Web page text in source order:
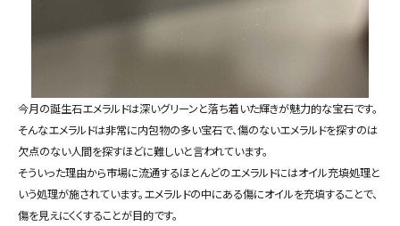
今月の誕生石エメラルドは深いグリーンと落ち着いた輝きが魅力的な宝石です。
そんなエメラルドは非常に内包物の多い宝石で、傷のないエメラルドを探すのは
欠点のない人間を探すほどに難しいと言われています。
そういった理由から市場に流通するほとんどのエメラルドにはオイル充填処理と
いう処理が施されています。エメラルドの中にある傷にオイルを充填することで、
傷を見えにくくすることが目的です。